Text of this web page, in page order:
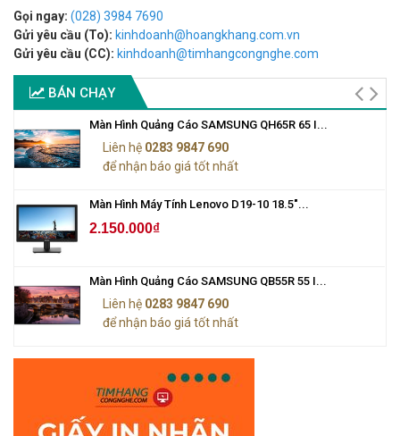
Gọi ngay: (028) 3984 7690
Gửi yêu cầu (To): kinhdoanh@hoangkhang.com.vn
Gửi yêu cầu (CC): kinhdoanh@timhangcongnghe.com
BÁN CHẠY
Màn Hình Quảng Cáo SAMSUNG QH65R 65 I...
Liên hệ 0283 9847 690
để nhận báo giá tốt nhất
Màn Hình Máy Tính Lenovo D19-10 18.5"...
2.150.000₫
Màn Hình Quảng Cáo SAMSUNG QB55R 55 I...
Liên hệ 0283 9847 690
để nhận báo giá tốt nhất